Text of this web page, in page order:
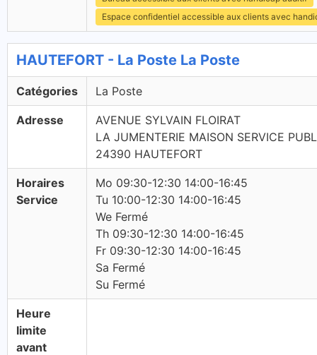
Espace confidentiel accessible aux clients avec
HAUTEFORT - La Poste La Poste
Catégories La Poste
Adresse
AVENUE SYLVAIN FLOIRAT
LA JUMENTERIE MAISON SERVICE
24390 HAUTEFORT
Horaires
Service
Mo 09:30-12:30 14:00-16:45
Tu 10:00-12:30 14:00-16:45
We Fermé
Th 09:30-12:30 14:00-16:45
Fr 09:30-12:30 14:00-16:45
Sa Fermé
Su Fermé
Heure
limite
avant